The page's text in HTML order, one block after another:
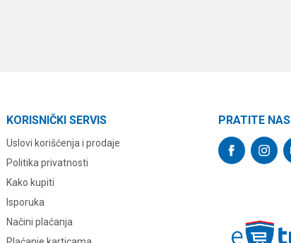
KORISNIČKI SERVIS
Uslovi korišćenja i prodaje
Politika privatnosti
Kako kupiti
Isporuka
Načini plaćanja
PRATITE NAS